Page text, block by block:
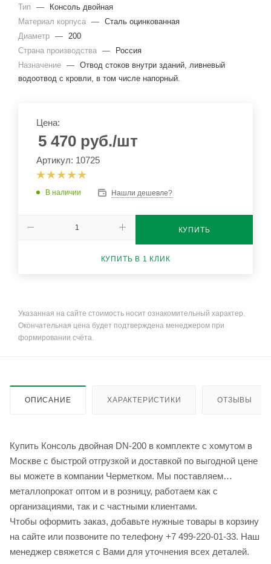
Тип —
Консоль двойная
Материал корпуса — Сталь оцинкованная
Диаметр — 200
Страна производства —
Россия
Назначение — Отвод стоков внутри зданий, ливневый
водоотвод с кровли, в том числе напорный.
Цена:
5 470 руб./шт
Артикул: 10725
В наличии Нашли дешевле?
КУПИТЬ
КУПИТЬ В 1 КЛИК
Указанная на сайте стоимость носит ознакомительный характер.
Окончательная цена будет подтверждена менеджером при
формировании счёта.
ОПИСАНИЕ ХАРАКТЕРИСТИКИ ОТЗЫВЫ
Купить Консоль двойная DN-200 в комплекте с хомутом в
Москве с быстрой отгрузкой и доставкой по выгодной цене
вы можете в компании Черметком. Мы поставляем
металлопрокат оптом и в розницу, работаем как с
организациями, так и с частными клиентами.
Чтобы оформить заказ, добавьте нужные товары в корзину
на сайте или позвоните по телефону +7 499-220-01-33. Наш
менеджер свяжется с Вами для уточнения всех деталей.